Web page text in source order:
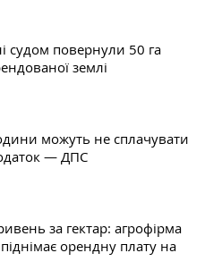
судом повернули 50 га
землі
можуть не сплачувати
— ДПС
за гектар: агрофірма
орендну плату на